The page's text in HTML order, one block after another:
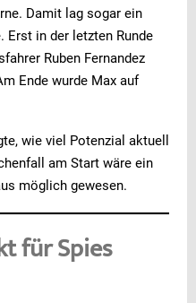
Damit lag sogar ein
Erst in der letzten Runde
Ruben Fernandez
Ende wurde Max auf
wie viel Potenzial aktuell
am Start wäre ein
möglich gewesen.
für Spies